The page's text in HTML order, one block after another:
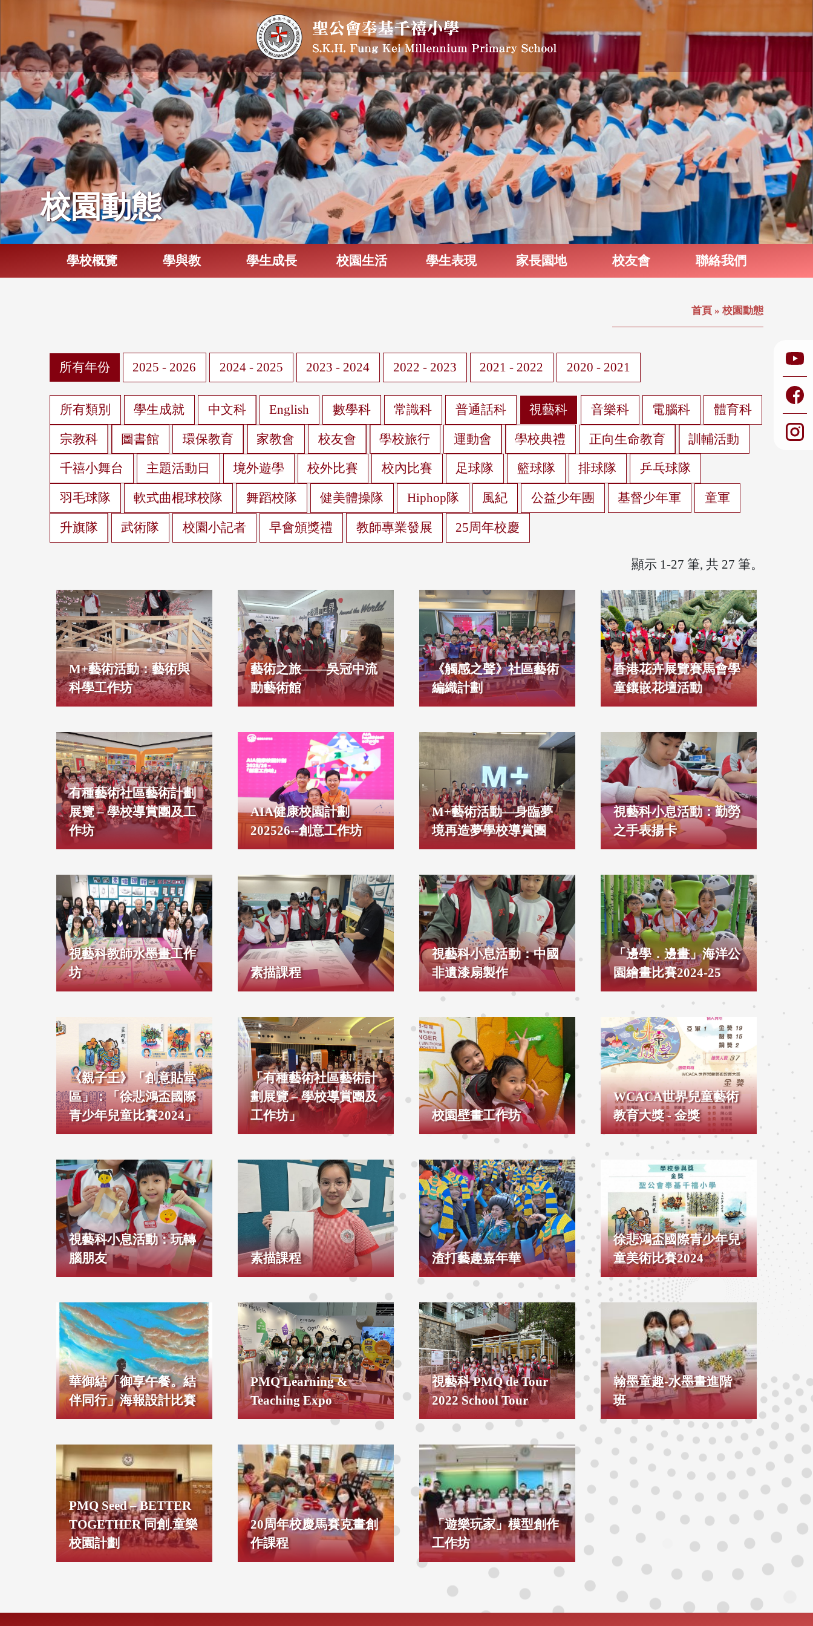
校園動態
學校概覽 學與教 學生成長 校園生活 學生表現 家長園地 校友會 聯絡我們
首頁 » 校園動態
所有年份 2025 - 2026 2024 - 2025 2023 - 2024 2022 - 2023 2021 - 2022 2020 - 2021
所有類別 學生成就 中文科 English 數學科 常識科 普通話科 視藝科 音樂科 電腦科 體育科
宗教科 圖書館 環保教育 家教會 校友會 學校旅行 運動會 學校典禮 正向生命教育 訓輔活動
千禧小舞台 主題活動日 境外遊學 校外比賽 校內比賽 足球隊 籃球隊 排球隊 乒乓球隊
羽毛球隊 軟式曲棍球校隊 舞蹈校隊 健美體操隊 Hiphop隊 風紀 公益少年團 基督少年軍 童軍
升旗隊 武術隊 校園小記者 早會頒獎禮 教師專業發展 25周年校慶
顯示 1-27 筆, 共 27 筆。
M+藝術活動：藝術與
科學工作坊
藝術之旅——吳冠中流
動藝術館
《觸感之聲》社區藝術
編織計劃
香港花卉展覽賽馬會學
童鑲嵌花壇活動
有種藝術社區藝術計劃
展覽 – 學校導賞團及工
作坊
AIA健康校園計劃
202526--創意工作坊
M+藝術活動—身臨夢
境再造夢學校導賞團
視藝科小息活動：勤勞
之手表揚卡
視藝科教師水墨畫工作
坊
素描課程
視藝科小息活動：中國
非遺漆扇製作
「邊學．邊畫」海洋公
園繪畫比賽2024-25
《親子王》「創意貼堂
區」：「徐悲鴻盃國際
青少年兒童比賽2024」
「有種藝術社區藝術計
劃展覽 – 學校導賞團及
工作坊」
校園壁畫工作坊
WCACA世界兒童藝術
教育大獎 - 金獎
視藝科小息活動：玩轉
腦朋友
素描課程 渣打藝趣嘉年華
徐悲鴻盃國際青少年兒
童美術比賽2024
華御結「御享午餐。結
伴同行」海報設計比賽
PMQ Learning &
Teaching Expo
視藝科 PMQ de Tour
2022 School Tour
翰墨童趣-水墨畫進階
班
PMQ Seed – BETTER
TOGETHER 同創.童樂
校園計劃
20周年校慶馬賽克畫創
作課程
「遊樂玩家」模型創作
工作坊